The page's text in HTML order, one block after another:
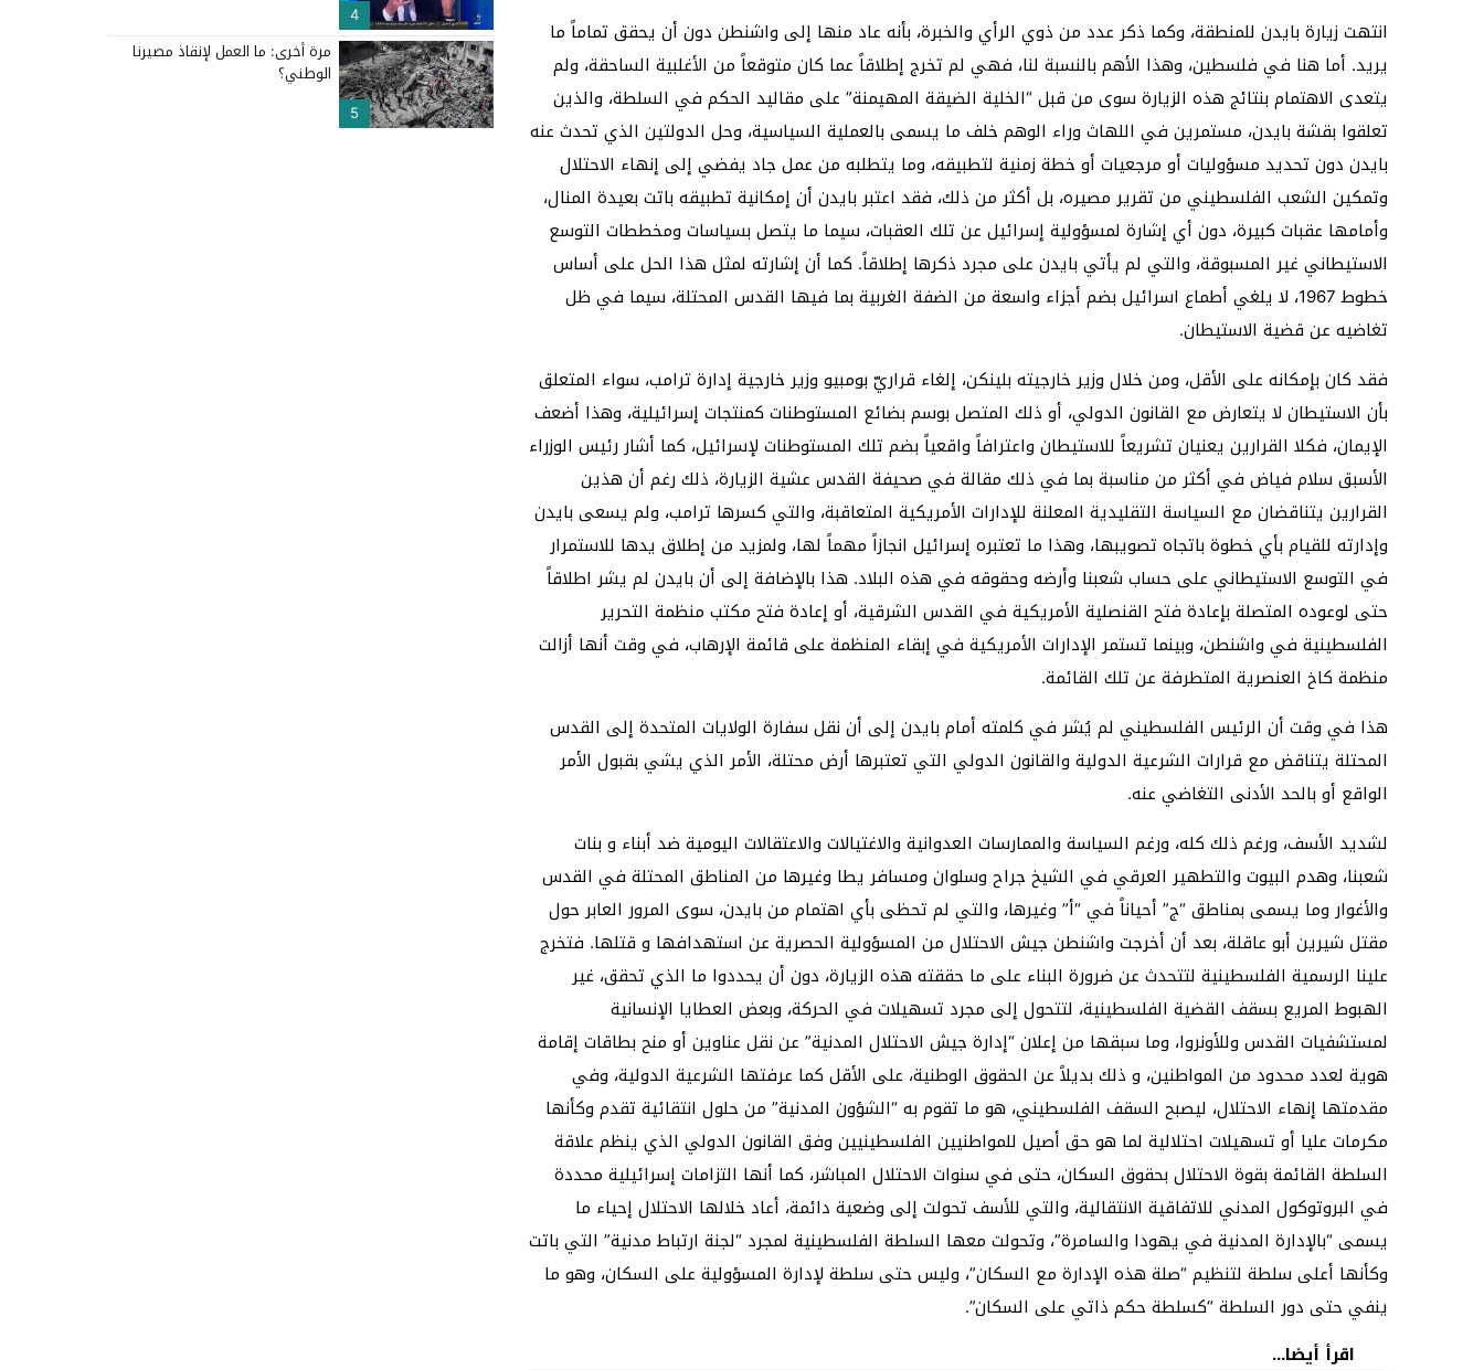
انتهت زيارة بايدن للمنطقة، وكما ذكر عدد من ذوي الرأي والخبرة، بأنه عاد منها إلى واشنطن دون أن يحقق تماماً ما
يريد. أما هنا في فلسطين، وهذا الأهم بالنسبة لنا، فهي لم تخرج إطلاقاً عما كان متوقعاً من الأغلبية الساحقة، ولم
يتعدى الاهتمام بنتائج هذه الزيارة سوى من قبل “الخلية الضيقة المهيمنة” على مقاليد الحكم في السلطة، والذين
تعلقوا بقشة بايدن، مستمرين في اللهاث وراء الوهم خلف ما يسمى بالعملية السياسية، وحل الدولتين الذي تحدث عنه
بايدن دون تحديد مسؤوليات أو مرجعيات أو خطة زمنية لتطبيقه، وما يتطلبه من عمل جاد يفضي إلى إنهاء الاحتلال
وتمكين الشعب الفلسطيني من تقرير مصيره، بل أكثر من ذلك، فقد اعتبر بايدن أن إمكانية تطبيقه باتت بعيدة المنال،
وأمامها عقبات كبيرة، دون أي إشارة لمسؤولية إسرائيل عن تلك العقبات، سيما ما يتصل بسياسات ومخططات التوسع
الاستيطاني غير المسبوقة، والتي لم يأتي بايدن على مجرد ذكرها إطلاقاً. كما أن إشارته لمثل هذا الحل على أساس
خطوط 1967، لا يلغي أطماع اسرائيل بضم أجزاء واسعة من الضفة الغربية بما فيها القدس المحتلة، سيما في ظل
تغاضيه عن قضية الاستيطان.
فقد كان بإمكانه على الأقل، ومن خلال وزير خارجيته بلينكن، إلغاء قراريّ بومبيو وزير خارجية إدارة ترامب، سواء المتعلق
بأن الاستيطان لا يتعارض مع القانون الدولي، أو ذلك المتصل بوسم بضائع المستوطنات كمنتجات إسرائيلية، وهذا أضعف
الإيمان، فكلا القرارين يعنيان تشريعاً للاستيطان واعترافاً واقعياً بضم تلك المستوطنات لإسرائيل، كما أشار رئيس الوزراء
الأسبق سلام فياض في أكثر من مناسبة بما في ذلك مقالة في صحيفة القدس عشية الزيارة، ذلك رغم أن هذين
القرارين يتناقضان مع السياسة التقليدية المعلنة للإدارات الأمريكية المتعاقبة، والتي كسرها ترامب، ولم يسعى بايدن
وإدارته للقيام بأي خطوة باتجاه تصويبها، وهذا ما تعتبره إسرائيل انجازاً مهماً لها، ولمزيد من إطلاق يدها للاستمرار
في التوسع الاستيطاني على حساب شعبنا وأرضه وحقوقه في هذه البلاد. هذا بالإضافة إلى أن بايدن لم يشر اطلاقاً
حتى لوعوده المتصلة بإعادة فتح القنصلية الأمريكية في القدس الشرقية، أو إعادة فتح مكتب منظمة التحرير
الفلسطينية في واشنطن، وبينما تستمر الإدارات الأمريكية في إبقاء المنظمة على قائمة الإرهاب، في وقت أنها أزالت
منظمة كاخ العنصرية المتطرفة عن تلك القائمة.
هذا في وقت أن الرئيس الفلسطيني لم يُشر في كلمته أمام بايدن إلى أن نقل سفارة الولايات المتحدة إلى القدس
المحتلة يتناقض مع قرارات الشرعية الدولية والقانون الدولي التي تعتبرها أرض محتلة، الأمر الذي يشي بقبول الأمر
الواقع أو بالحد الأدنى التغاضي عنه.
لشديد الأسف، ورغم ذلك كله، ورغم السياسة والممارسات العدوانية والاغتيالات والاعتقالات اليومية ضد أبناء و بنات
شعبنا، وهدم البيوت والتطهير العرقي في الشيخ جراح وسلوان ومسافر يطا وغيرها من المناطق المحتلة في القدس
والأغوار وما يسمى بمناطق “ج” أحياناً في “أ” وغيرها، والتي لم تحظى بأي اهتمام من بايدن، سوى المرور العابر حول
مقتل شيرين أبو عاقلة، بعد أن أخرجت واشنطن جيش الاحتلال من المسؤولية الحصرية عن استهدافها و قتلها. فتخرج
علينا الرسمية الفلسطينية لتتحدث عن ضرورة البناء على ما حققته هذه الزيارة، دون أن يحددوا ما الذي تحقق، غير
الهبوط المريع بسقف القضية الفلسطينية، لتتحول إلى مجرد تسهيلات في الحركة، وبعض العطايا الإنسانية
لمستشفيات القدس وللأونروا، وما سبقها من إعلان “إدارة جيش الاحتلال المدنية” عن نقل عناوين أو منح بطاقات إقامة
هوية لعدد محدود من المواطنين، و ذلك بديلاً عن الحقوق الوطنية، على الأقل كما عرفتها الشرعية الدولية، وفي
مقدمتها إنهاء الاحتلال، ليصبح السقف الفلسطيني، هو ما تقوم به “الشؤون المدنية” من حلول انتقائية تقدم وكأنها
مكرمات عليا أو تسهيلات احتلالية لما هو حق أصيل للمواطنيين الفلسطينيين وفق القانون الدولي الذي ينظم علاقة
السلطة القائمة بقوة الاحتلال بحقوق السكان، حتى في سنوات الاحتلال المباشر، كما أنها التزامات إسرائيلية محددة
في البروتوكول المدني للاتفاقية الانتقالية، والتي للأسف تحولت إلى وضعية دائمة، أعاد خلالها الاحتلال إحياء ما
يسمى “بالإدارة المدنية في يهودا والسامرة”، وتحولت معها السلطة الفلسطينية لمجرد “لجنة ارتباط مدنية” التي باتت
وكأنها أعلى سلطة لتنظيم “صلة هذه الإدارة مع السكان”، وليس حتى سلطة لإدارة المسؤولية على السكان، وهو ما
ينفي حتى دور السلطة “كسلطة حكم ذاتي على السكان”.
اقرأ أيضا...
4
5
مرة أخرى: ما العمل لإنقاذ مصيرنا
الوطني؟